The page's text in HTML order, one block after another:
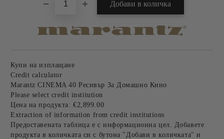
Купи на изплащане
Credit calculator
Marantz CINEMA 40 Ресивър За Домашно Кино
Please select credit institution
Цена на продукта: €2,899.00
Extraction of information from credit institutions
Предоставената таблица е с информационна цел. Добавете
продукта в количката си с бутона "Добави в количката" и